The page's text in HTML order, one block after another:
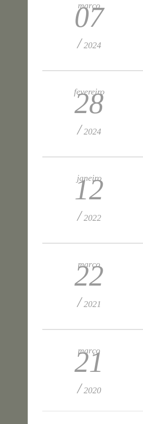
março
07
/ 2024
fevereiro
28
/ 2024
janeiro
12
/ 2022
março
22
/ 2021
março
21
/ 2020